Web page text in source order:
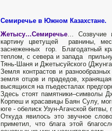
Семиречье в Южном Казахстане.
Жетысу…Семиречье… Созвучие
картину цветущей равнины,
заснеженных гор. Благодатный
теплом, с севера и запада
Тянь-Шаня и Джетысуйского
Земля контрастов и
земля отцов и прадедов,
высящихся на пъедесталах
Здесь стоят памятники–символы
Корпеш и красавицы Баян Сулу,
юге - обелиск Узун-Агачской
Откуда явилось это звучное
приметил, что блага этой